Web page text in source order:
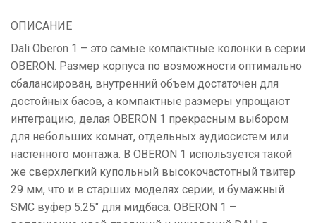
ОПИСАНИЕ
Dali Oberon 1 – это самые компактные колонки в серии
OBERON. Размер корпуса по возможности оптимально
сбалансирован, внутренний объем достаточен для
достойных басов, а компактные размеры упрощают
интеграцию, делая OBERON 1 прекрасным выбором
для небольших комнат, отдельных аудиосистем или
настенного монтажа. В OBERON 1 используется такой
же сверхлегкий купольный высокочастотный твитер
29 мм, что и в старших моделях серии, и бумажный
SMC вуфер 5.25" для мидбаса. OBERON 1 –